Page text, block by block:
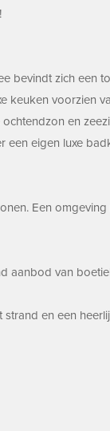
bevindt zich een
keuken voorzien
en
een eigen luxe
Een omgeving
aanbod van
en een